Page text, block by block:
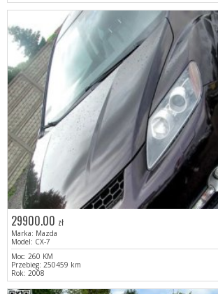
29900.00 zł
Marka: Mazda
Model: CX-7
Moc: 260 KM
Przebieg: 250459 km
Rok: 2008